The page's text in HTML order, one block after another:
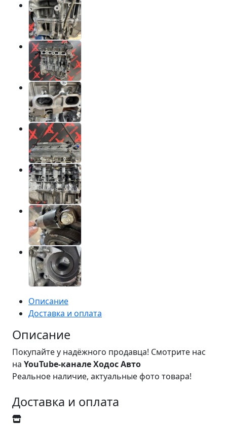
Описание
Доставка и оплата
Описание
Покупайте у надёжного продавца! Смотрите нас
на YouTube-канале Ходос Авто
Реальное наличие, актуальные фото товара!
Доставка и оплата